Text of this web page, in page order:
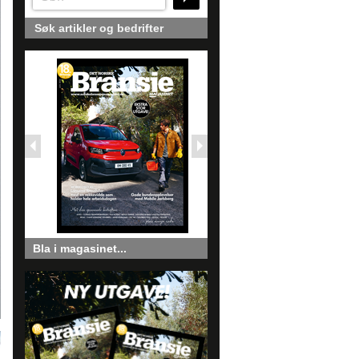
Søk artikler og bedrifter
Bla i magasinet...